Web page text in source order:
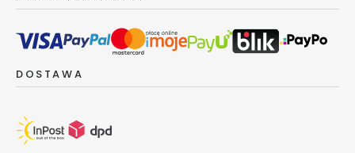
T
o
i
d
DOSTAWA